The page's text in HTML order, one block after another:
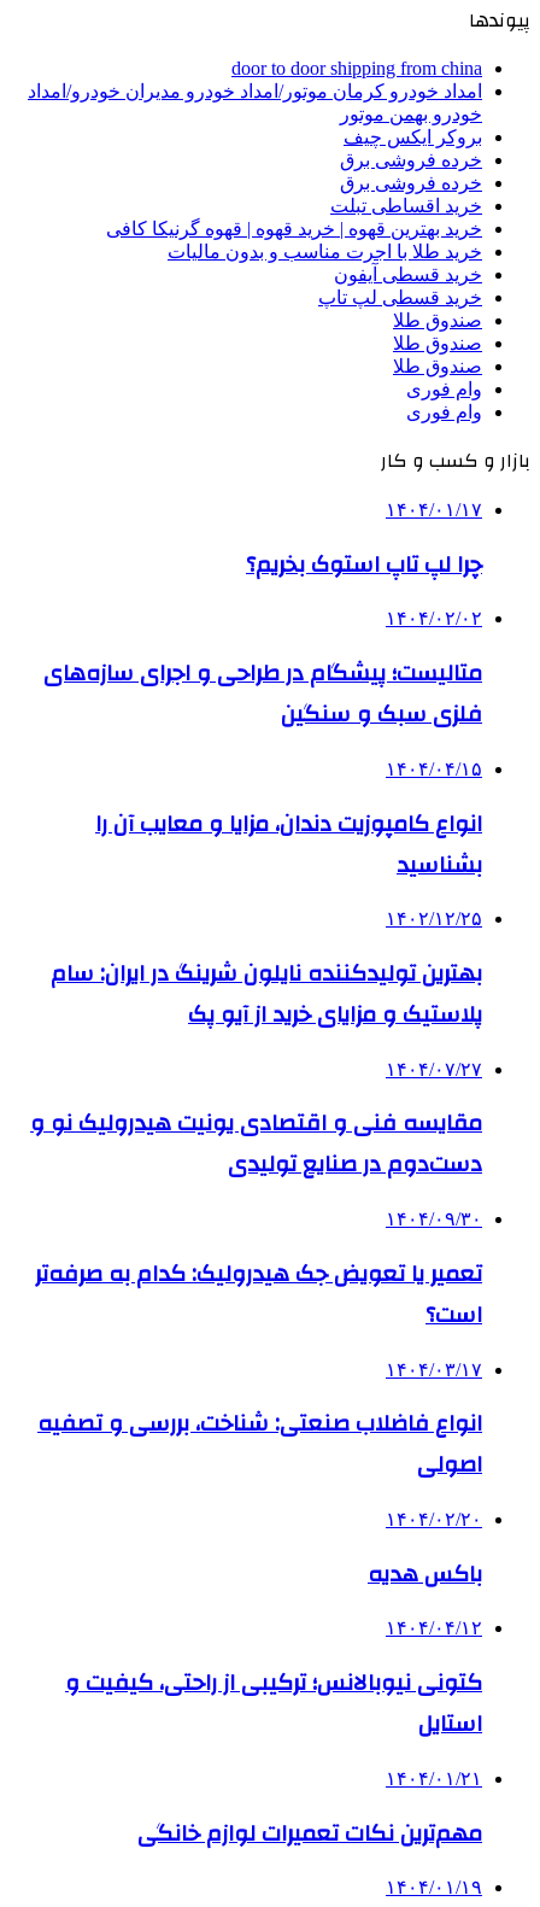
پیوندها
door to door shipping from china
امداد خودرو کرمان موتور/امداد خودرو مدیران خودرو/امداد
خودرو بهمن موتور
بروکر ایکس چیف
خرده فروشی برق
خرده فروشی برق
خرید اقساطی تبلت
خرید بهترین قهوه | خرید قهوه | قهوه گرنیکا کافی
خرید طلا با اجرت مناسب و بدون مالیات
خرید قسطی آیفون
خرید قسطی لپ تاپ
صندوق طلا
صندوق طلا
صندوق طلا
وام فوری
وام فوری
بازار و کسب و کار
۱۴۰۴/۰۱/۱۷
چرا لپ تاپ استوک بخریم؟
۱۴۰۴/۰۲/۰۲
متالیست؛ پیشگام در طراحی و اجرای سازه‌های
فلزی سبک و سنگین
۱۴۰۴/۰۴/۱۵
انواع کامپوزیت دندان، مزایا و معایب آن را
بشناسید
۱۴۰۲/۱۲/۲۵
بهترین تولیدکننده نایلون شرینگ در ایران: سام
پلاستیک و مزایای خرید از آیو پک
۱۴۰۴/۰۷/۲۷
مقایسه فنی و اقتصادی یونیت هیدرولیک نو و
دست‌دوم در صنایع تولیدی
۱۴۰۴/۰۹/۳۰
تعمیر یا تعویض جک هیدرولیک: کدام به صرفه‌تر
است؟
۱۴۰۴/۰۳/۱۷
انواع فاضلاب صنعتی: شناخت، بررسی و تصفیه
اصولی
۱۴۰۴/۰۲/۲۰
باکس هدیه
۱۴۰۴/۰۴/۱۲
کتونی نیوبالانس؛ ترکیبی از راحتی، کیفیت و
استایل
۱۴۰۴/۰۱/۲۱
مهم‌ترین نکات تعمیرات لوازم خانگی
۱۴۰۴/۰۱/۱۹